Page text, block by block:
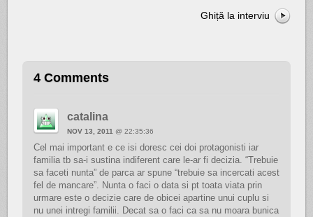
Ghiță la interviu
4 Comments
catalina
NOV 13, 2011@ 22:35:36
Cel mai important e ce isi doresc cei doi protagonisti iar
familia tb sa-i sustina indiferent care le-ar fi decizia. “Trebuie
sa faceti nunta” de parca ar spune “trebuie sa incercati acest
fel de mancare”. Nunta o faci o data si pt toata viata prin
urmare este o decizie care de obicei apartine unui cuplu si
nu unei intregi familii. Decat sa o faci ca sa nu moara bunica